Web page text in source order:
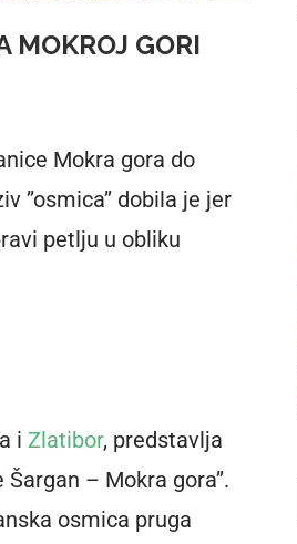
MOKROJ GORI
Mokra gora do
dobila je jer
petlju u obliku
i Zlatibor, predstavlja
– Mokra gora’’.
osmica pruga